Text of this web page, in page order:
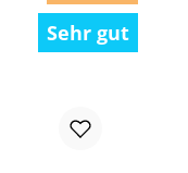
Sehr gut